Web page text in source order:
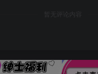
暂无评论内容